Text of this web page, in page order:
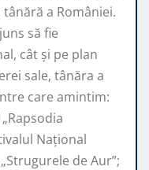
a României.
să fie
cât şi pe plan
sale, tânăra a
care amintim:
Național
de Aur”;